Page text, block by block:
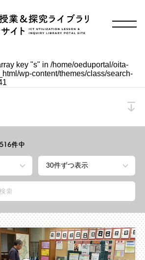
key "s" in /home/oeduportal/oita-
wp-content/themes/class/search-
516件中